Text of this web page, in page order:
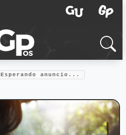
Esperando anuncio...